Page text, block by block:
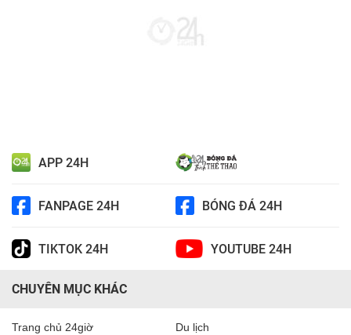
APP 24H
FANPAGE 24H BÓNG ĐÁ 24H
TIKTOK 24H YOUTUBE 24H
CHUYÊN MỤC KHÁC
Trang chủ 24giờ Du lịch